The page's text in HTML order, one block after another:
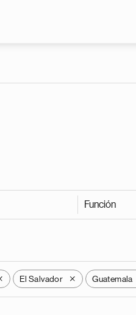
Función
El Salvador X Guatemala